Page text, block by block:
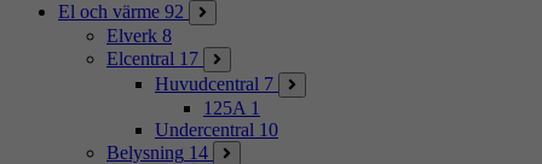
El och värme 92
Elverk 8
Elcentral 17
Huvudcentral 7
125A 1
Undercentral 10
Belysning 14